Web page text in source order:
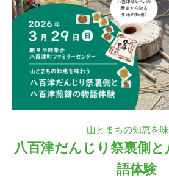
山とまちの知恵を
八百津だんじり祭裏側
語体験